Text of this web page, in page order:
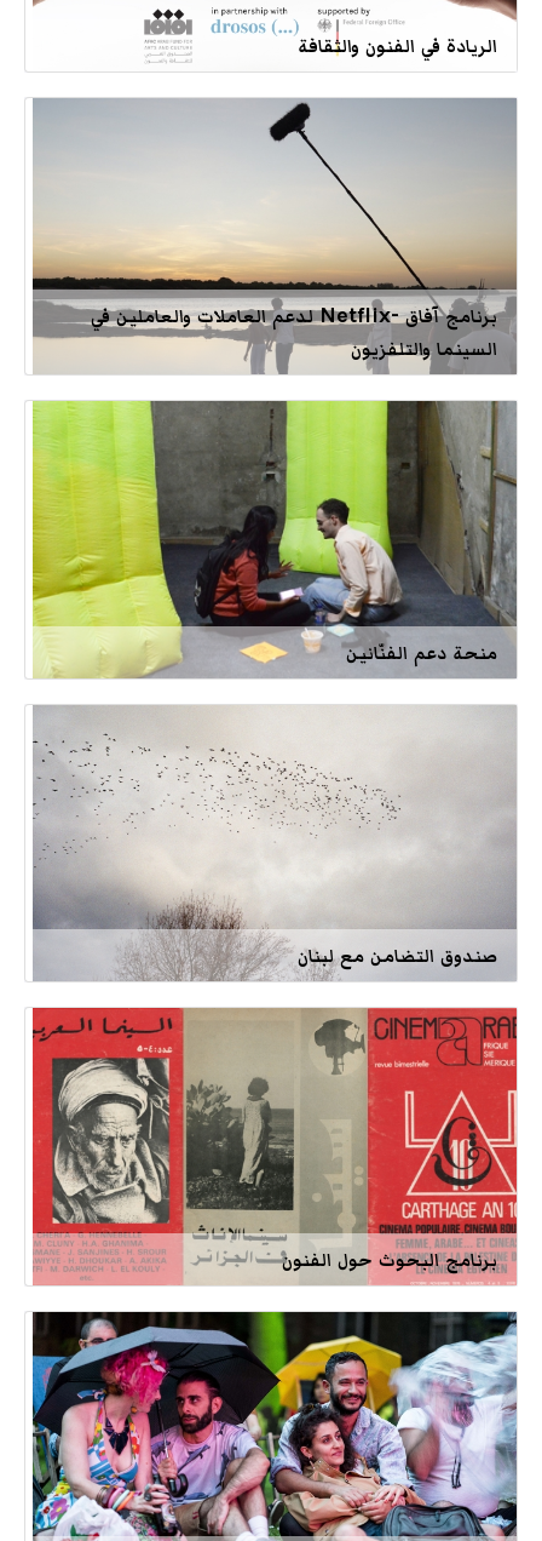
الريادة في الفنون والثقافة
برنامج آفاق -Netflix لدعم العاملات والعاملين في
السينما والتلفزيون
منحة دعم الفنّانين
صندوق التضامن مع لبنان
برنامج البحوث حول الفنون